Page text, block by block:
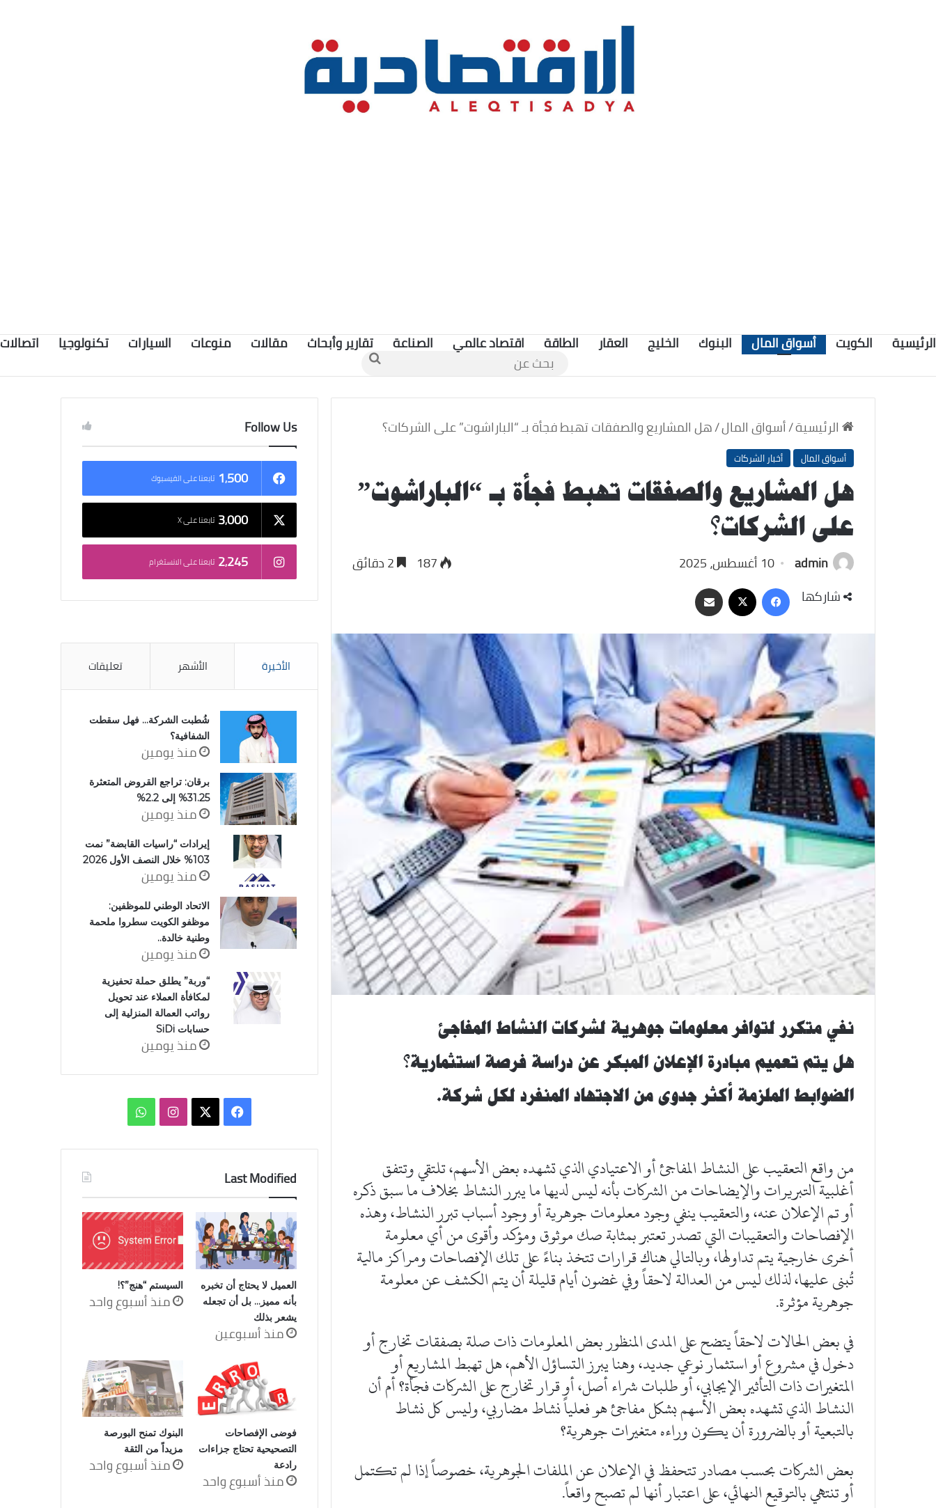
الرئيسية الكويت أسواق المال البنوك الخليج العقار الطاقة اقتصاد عالمي الصناعة تقارير وأبحاث مقالات منوعات السيارات تكنولوجيا اتصالات
بحث
عن
الرئيسية/أسواق المال/هل المشاريع والصفقات تهبط فجأة بـ “الباراشوت” على الشركات؟
أسواق المال أخبار الشركات
هل المشاريع والصفقات تهبط فجأة بـ “الباراشوت”
على الشركات؟
admin 10 أغسطس، 2025 187
شاركها
فيسبوك
‫X مشاركة
عبر
البريد
نفي متكرر لتوافر معلومات جوهرية لشركات النشاط المفاجئ
هل يتم تعميم مبادرة الإعلان المبكر عن دراسة فرصة استثمارية؟
الضوابط الملزمة أكثر جدوى من الاجتهاد المنفرد لكل شركة.
من واقع التعقيب على النشاط المفاجئ أو الاعتيادي الذي تشهده بعض الأسهم، تلتقي وتتفق
أغلبية التبريرات والإيضاحات من الشركات بأنه ليس لديها ما يبرر النشاط بخلاف ما سبق ذكره
أو تم الإعلان عنه، والتعقيب ينفي وجود معلومات جوهرية أو وجود أسباب تبرر النشاط، وهذه
الإفصاحات والتعقيبات التي تصدر تعتبر بمثابة صك موثوق ومؤكد وأقوى من أي معلومة
أخرى خارجية يتم تداولها، وبالتالي هناك قرارات تتخذ بناءً على تلك الإفصاحات ومراكز مالية
تُبنى عليها، لذلك ليس من العدالة لاحقاً وفي غضون أيام قليلة أن يتم الكشف عن معلومة
جوهرية مؤثرة.
في بعض الحالات لاحقاً يتضح على المدى المنظور بعض المعلومات ذات صلة بصفقات تخارج أو
دخول في مشروع أو استثمار نوعي جديد، وهنا يبرز التساؤل الأهم، هل تهبط المشاريع أو
المتغيرات ذات التأثير الإيجابي، أو طلبات شراء أصل، أو قرار تخارج على الشركات فجأة؟ أم أن
النشاط الذي تشهده بعض الأسهم بشكل مفاجئ هو فعلياً نشاط مضاربي، وليس كل نشاط
بالتبعية أو بالضرورة أن يكون وراءه متغيرات جوهرية؟
بعض الشركات بحسب مصادر تتحفظ في الإعلان عن الملفات الجوهرية، خصوصاً إذا لم تكتمل
أو تنتهي بالتوقيع النهائي، على اعتبار أنها لم تصبح واقعاً.
Follow Us
1٬500 تابعنا على الفيسبوك
3٬000 تابعنا على X
2٬245 تابعنا على الانستغرام
الأخيرة الأشهر تعليقات
شُطبت الشركة… فهل سقطت
الشفافية؟
منذ يومين
برقان: تراجع القروض المتعثرة
31.25% إلى 2.2%
منذ يومين
إيرادات “راسيات القابضة” نمت
103% خلال النصف الأول 2026
منذ يومين
الاتحاد الوطني للموظفين:
موظفو الكويت سطروا ملحمة
وطنية خالدة..
منذ يومين
“وربة” يطلق حملة تحفيزية
لمكافأة العملاء عند تحويل
رواتب العمالة المنزلية إلى
حسابات SiDi
منذ يومين
فيسبوك انستقرامواتساب
Last Modified
العميل لا يحتاج أن تخبره
بأنه مميز… بل أن تجعله
يشعر بذلك
منذ أسبوعين
السيستم “هنج”؟!
منذ أسبوع واحد
فوضى الإفصاحات
التصحيحية تحتاج جزاءات
رادعة
منذ أسبوع واحد
البنوك تمنح البورصة
مزيداً من الثقة
منذ أسبوع واحد